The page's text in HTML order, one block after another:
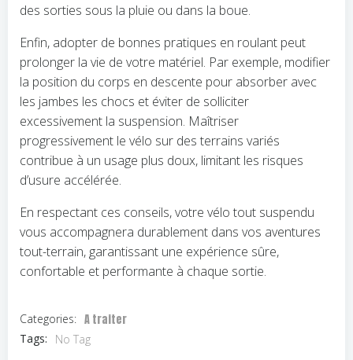
des sorties sous la pluie ou dans la boue.
Enfin, adopter de bonnes pratiques en roulant peut
prolonger la vie de votre matériel. Par exemple, modifier
la position du corps en descente pour absorber avec
les jambes les chocs et éviter de solliciter
excessivement la suspension. Maîtriser
progressivement le vélo sur des terrains variés
contribue à un usage plus doux, limitant les risques
d’usure accélérée.
En respectant ces conseils, votre vélo tout suspendu
vous accompagnera durablement dans vos aventures
tout-terrain, garantissant une expérience sûre,
confortable et performante à chaque sortie.
Categories: A traiter
Tags: No Tag